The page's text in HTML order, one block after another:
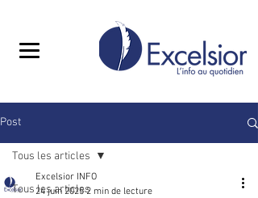
Post
Tous les articles
Tous les articles
Excelsior INFO
24 juin 2025 2 min de lecture